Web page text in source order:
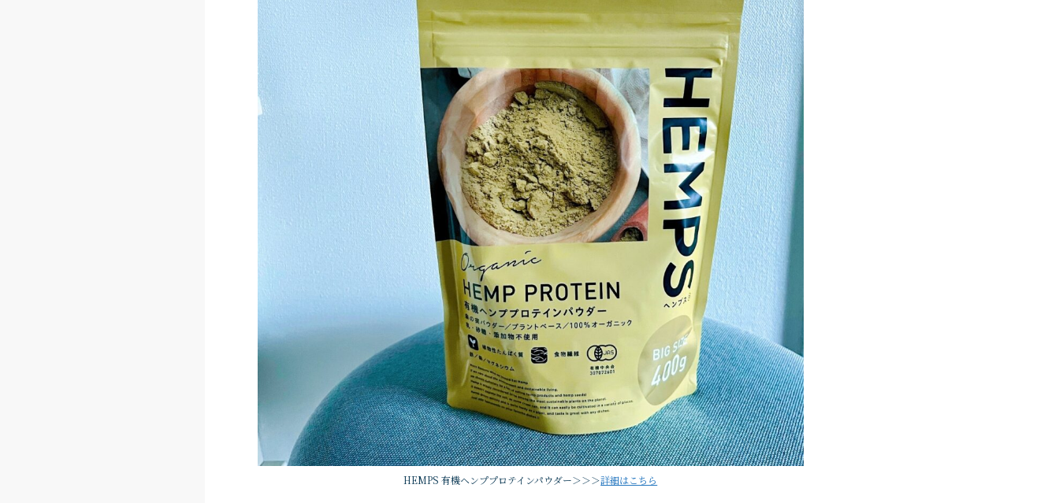
HEMPS 有機ヘンププロテインパウダー＞＞＞詳細はこちら